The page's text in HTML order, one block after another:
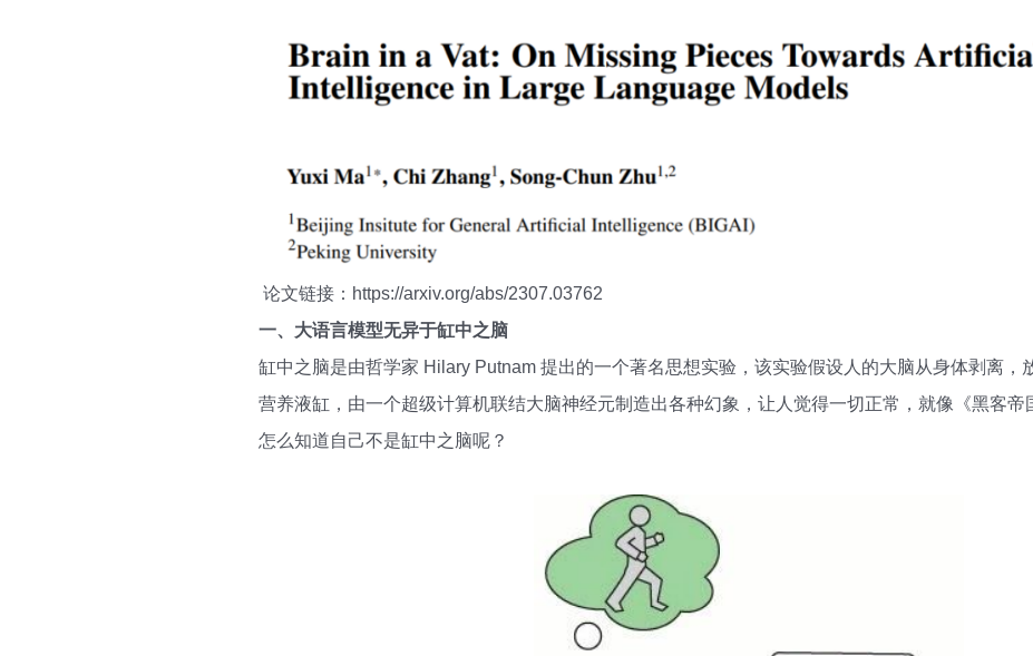
论文链接：https://arxiv.org/abs/2307.03762
一、大语言模型无异于缸中之脑
缸中之脑是由哲学家 Hilary Putnam 提出的一个著名思想实验，该实验假设人的大脑从身体剥离，
营养液缸，由一个超级计算机联结大脑神经元制造出各种幻象，让人觉得一切正常，就像《黑客
怎么知道自己不是缸中之脑呢？